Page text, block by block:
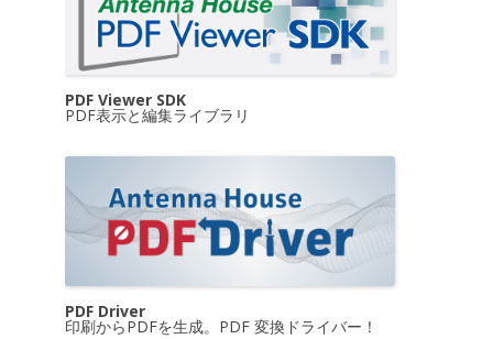
PDF Viewer SDK
PDF表示と編集ライブラリ
PDF Driver
印刷からPDFを生成。PDF 変換ドライバー！